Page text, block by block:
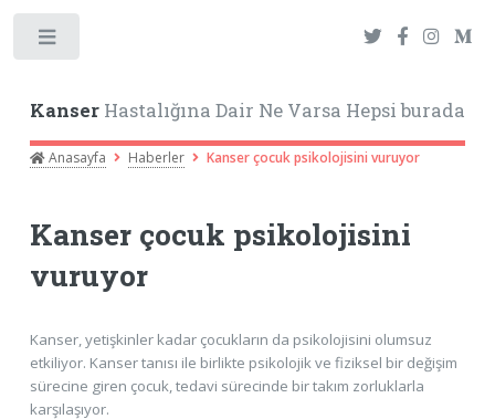
KanserHastalığına Dair Ne Varsa Hepsi burada
Anasayfa Haberler Kanser çocuk psikolojisini vuruyor
Kanser çocuk psikolojisini
vuruyor
Kanser, yetişkinler kadar çocukların da psikolojisini olumsuz
etkiliyor. Kanser tanısı ile birlikte psikolojik ve fiziksel bir değişim
sürecine giren çocuk, tedavi sürecinde bir takım zorluklarla
karşılaşıyor.